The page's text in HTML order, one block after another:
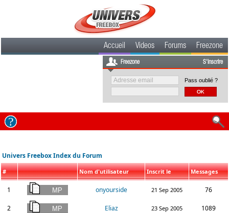
Accueil Videos Forums Freezone
Freezone S'inscrire
Pass oublié ?
Univers Freebox Index du Forum
# Nom d'utilisateur Inscrit le Messages
1 onyourside 21 Sep 2005 76
2 Eliaz 23 Sep 2005 1089